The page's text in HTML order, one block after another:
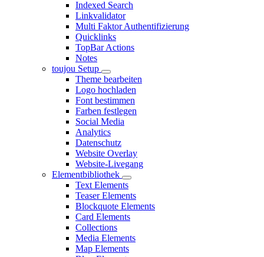
Indexed Search
Linkvalidator
Multi Faktor Authentifizierung
Quicklinks
TopBar Actions
Notes
toujou Setup
Theme bearbeiten
Logo hochladen
Font bestimmen
Farben festlegen
Social Media
Analytics
Datenschutz
Website Overlay
Website-Livegang
Elementbibliothek
Text Elements
Teaser Elements
Blockquote Elements
Card Elements
Collections
Media Elements
Map Elements